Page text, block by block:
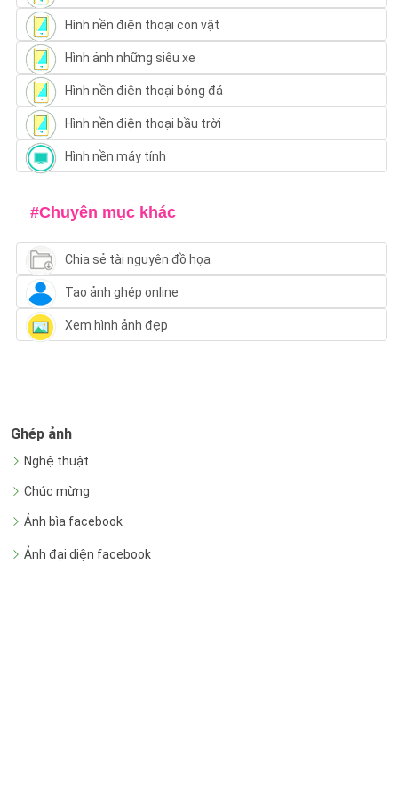
Hình nền điện thoại con vật
Hình ảnh những siêu xe
Hình nền điện thoại bóng đá
Hình nền điện thoại bầu trời
Hình nền máy tính
#Chuyên mục khác
Chia sẻ tài nguyên đồ họa
Tạo ảnh ghép online
Xem hình ảnh đẹp
Ghép ảnh
Nghệ thuật
Chúc mừng
Ảnh bìa facebook
Ảnh đại diện facebook